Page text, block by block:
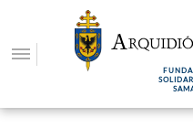
contenido